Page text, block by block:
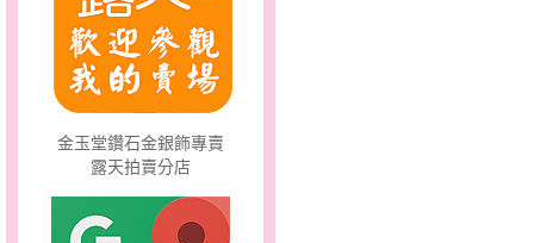
天真Rody～金銀鋼套鍊
金玉堂鑽石金銀飾專賣
露天拍賣分店